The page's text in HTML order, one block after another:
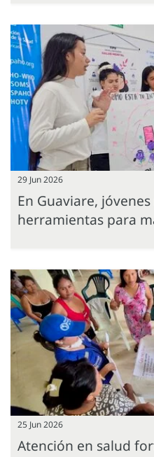
29 Jun 2026
En Guaviare,
herramientas para
25 Jun 2026
Atención en salud